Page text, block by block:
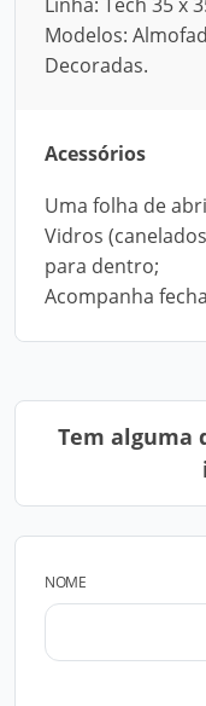
Modelos:
Decoradas.
Acessórios
Uma folha de
Vidros
para dentro;
Acompanha
Tem alguma
NOME